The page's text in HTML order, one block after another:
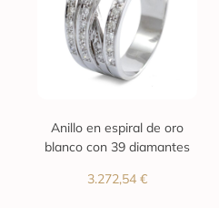
Anillo en espiral de oro
blanco con 39 diamantes
3.272,54 €